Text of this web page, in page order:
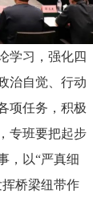
学习，强化四
治自觉、行动
项任务，积极
专班要把起步
，以“严真细
桥梁纽带作